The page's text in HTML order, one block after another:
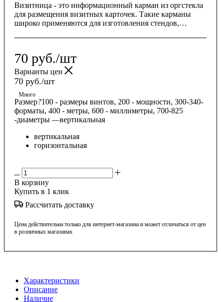
Визитница - это информационный карман из оргстекла
для размещения визитных карточек. Такие карманы
широко применяются для изготовления стендов,
зонах.
70 руб./шт
Варианты цен
70 руб./шт
Много
Размер?100 - размеры винтов, 200 - мощности, 300-340-
форматы, 400 - метры, 600 - миллиметры, 700-825
-диаметры —вертикальная
вертикальная
горизонтальная
В корзину
Купить в 1 клик
Рассчитать доставку
Цена действительна только для интернет-магазина и может отличаться от цен
в розничных магазинах
Характеристики
Описание
Наличие